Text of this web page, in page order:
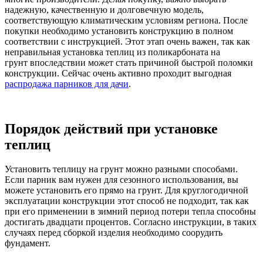
надежную, качественную и долговечную модель,
соответствующую климатическим условиям региона. После
покупки необходимо установить конструкцию в полном
соответствии с инструкцией. Этот этап очень важен, так как
неправильная установка теплиц из поликарбоната на
грунт впоследствии может стать причиной быстрой поломки
конструкции. Сейчас очень активно проходит выгодная
распродажа парников для дачи.
Порядок действий при установке
теплиц
Установить теплицу на грунт можно разными способами.
Если парник вам нужен для сезонного использования, вы
можете установить его прямо на грунт. Для круглогодичной
эксплуатации конструкции этот способ не подходит, так как
при его применении в зимний период потери тепла способны
достигать двадцати процентов. Согласно инструкции, в таких
случаях перед сборкой изделия необходимо соорудить
фундамент.